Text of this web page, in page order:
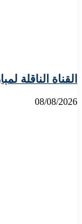
القناة الناقلة
08/08/2026